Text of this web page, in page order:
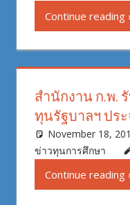
Continue reading
สำนักงาน ก.พ.
ทุนรัฐบาลฯ ปร
November 18,
ข่าวทุนการศึกษา
Continue reading